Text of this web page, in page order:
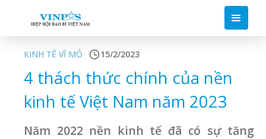
KINH TẾ VĨ MÔ 15/2/2023
4 thách thức chính của nền
kinh tế Việt Nam năm 2023
Năm 2022 nền kinh tế đã có sự tăng